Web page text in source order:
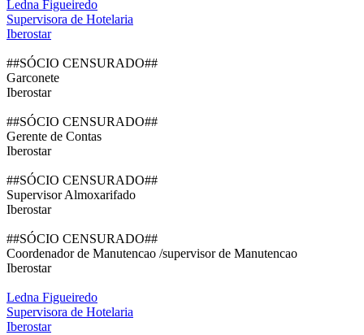
Ledna Figueiredo
Supervisora de Hotelaria
Iberostar
##SÓCIO CENSURADO##
Garconete
Iberostar
##SÓCIO CENSURADO##
Gerente de Contas
Iberostar
##SÓCIO CENSURADO##
Supervisor Almoxarifado
Iberostar
##SÓCIO CENSURADO##
Coordenador de Manutencao /supervisor de Manutencao
Iberostar
Ledna Figueiredo
Supervisora de Hotelaria
Iberostar